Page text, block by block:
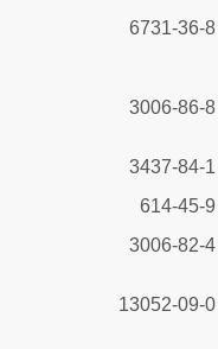
6731-36-8
3006-86-8
3437-84-1
614-45-9
3006-82-4
13052-09-0